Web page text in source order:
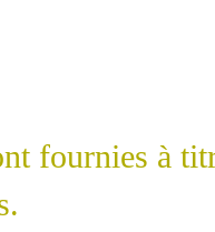
fournies à